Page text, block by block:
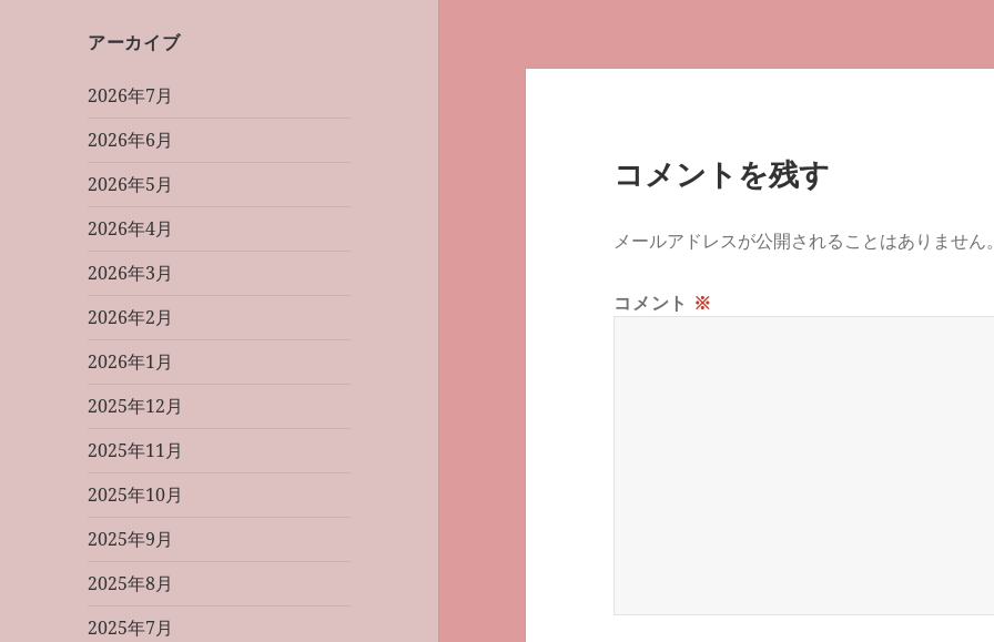
アーカイブ
2026年7月
2026年6月
2026年5月
2026年4月
2026年3月
2026年2月
2026年1月
2025年12月
2025年11月
2025年10月
2025年9月
2025年8月
2025年7月
コメントを残す
メールアドレスが公開されることはありません。
コメント ※